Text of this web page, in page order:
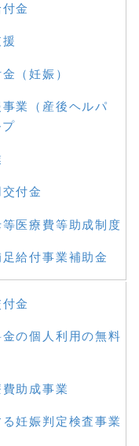
金
（妊娠）
業（産後ヘルパ
付金
医療費等助成制度
給付事業補助金
金
の個人利用の無料
助成事業
妊娠判定検査事業